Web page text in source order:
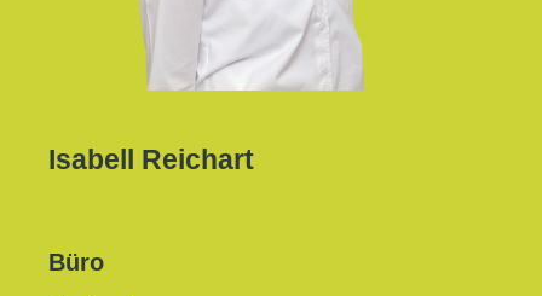
Isabell Reichart
Büro